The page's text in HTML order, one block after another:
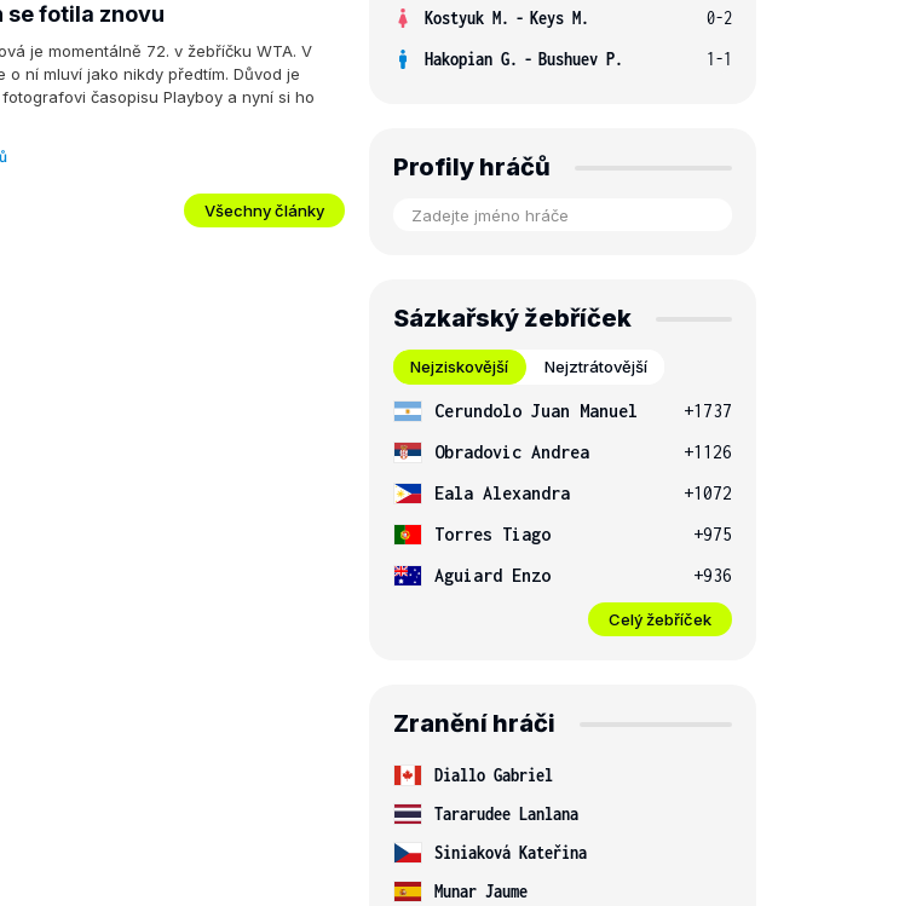
se fotila znovu
je momentálně 72. v žebříčku WTA. V
ní mluví jako nikdy předtím. Důvod je
časopisu Playboy a nyní si ho
Všechny články
Kostyuk M. - Keys M.
0-2
Hakopian G. - Bushuev P. 1-1
Profily hráčů
Sázkařský žebříček
Nejziskovější Nejztrátovější
Cerundolo Juan Manuel
+1737
Obradovic Andrea
+1126
Eala Alexandra
+1072
Torres Tiago
+975
Aguiard Enzo
+936
Celý žebříček
Zranění hráči
Diallo Gabriel
Tararudee Lanlana
Siniaková Kateřina
Munar Jaume